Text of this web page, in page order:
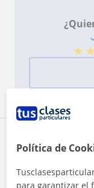
★ ★
Zona de
Localidades a
Política de
para garantizar el